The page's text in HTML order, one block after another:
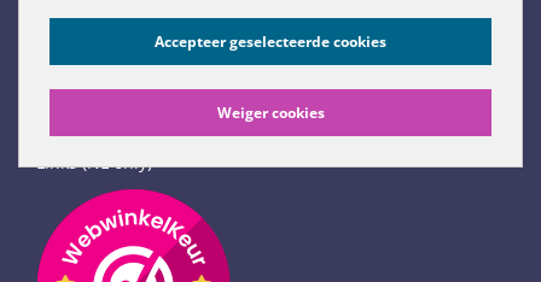
Links
Just Flow weblog
Flow Remedies website (NL)
Flow Remedies English website
Links (NL only)
Accepteer geselecteerde cookies
Weiger cookies